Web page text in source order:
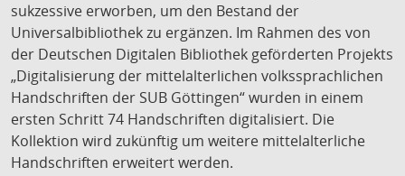
sukzessive erworben, um den Bestand der
Universalbibliothek zu ergänzen. Im Rahmen des von
der Deutschen Digitalen Bibliothek geförderten Projekts
„Digitalisierung der mittelalterlichen volkssprachlichen
Handschriften der SUB Göttingen“ wurden in einem
ersten Schritt 74 Handschriften digitalisiert. Die
Kollektion wird zukünftig um weitere mittelalterliche
Handschriften erweitert werden.